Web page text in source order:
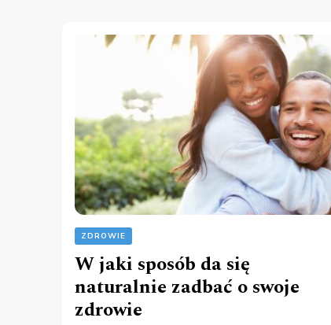
ZDROWIE
W jaki sposób da się
naturalnie zadbać o swoje
zdrowie